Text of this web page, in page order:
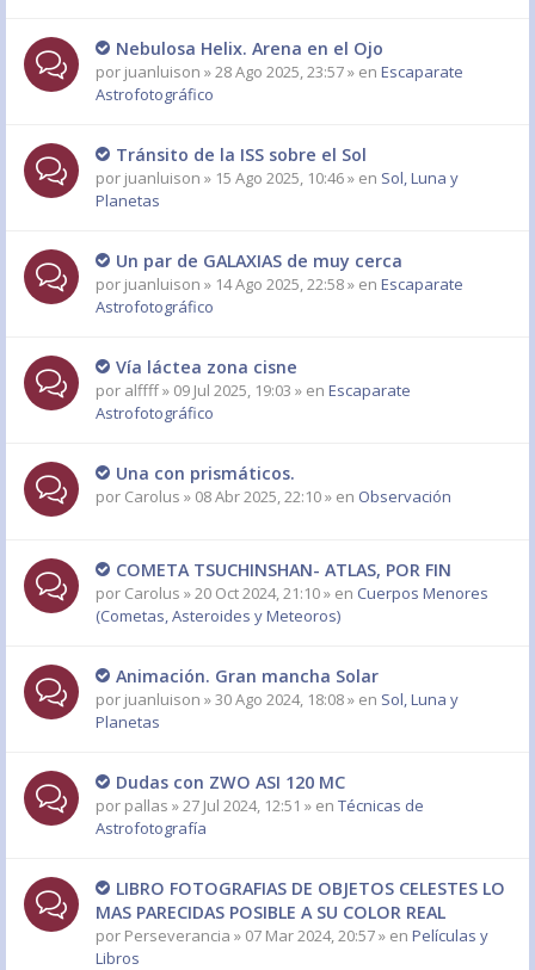
Nebulosa Helix. Arena en el Ojo
por juanluison » 28 Ago 2025, 23:57 » en Escaparate
Astrofotográfico
Tránsito de la ISS sobre el Sol
por juanluison » 15 Ago 2025, 10:46 » en Sol, Luna y
Planetas
Un par de GALAXIAS de muy cerca
por juanluison » 14 Ago 2025, 22:58 » en Escaparate
Astrofotográfico
Vía láctea zona cisne
por alffff» 09 Jul 2025, 19:03 » en Escaparate
Astrofotográfico
Una con prismáticos.
por Carolus » 08 Abr 2025, 22:10 » en Observación
COMETA TSUCHINSHAN- ATLAS, POR FIN
por Carolus » 20 Oct 2024, 21:10 » en Cuerpos Menores
(Cometas, Asteroides y Meteoros)
Animación. Gran mancha Solar
por juanluison » 30 Ago 2024, 18:08 » en Sol, Luna y
Planetas
Dudas con ZWO ASI 120 MC
por pallas » 27 Jul 2024, 12:51 » en Técnicas de
Astrofotografía
LIBRO FOTOGRAFIAS DE OBJETOS CELESTES LO
MAS PARECIDAS POSIBLE A SU COLOR REAL
por Perseverancia » 07 Mar 2024, 20:57 » en Películas y
Libros